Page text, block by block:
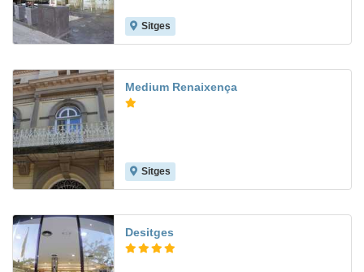
Sitges
Medium Renaixença
Sitges
Desitges